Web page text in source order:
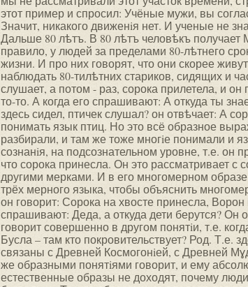
этот пример и спросил: Учёные мужи, вы
Значит, никакого движенiя нет. И ученые не
Дальше 80 лѣтъ. В 80 лѣтъ человѣкъ получает
правило, у людей за пределами 80-лѣтнего
жизни. И про них говорят, что они скорее
наблюдать 80-тилѣтних стариков, сидящих и
слушает, а потом - раз, сорока прилетела, и
то-то. А когда его спрашивают: А откуда ты
здесь сидел, птичек слушал? он отвѣчает: А
понимать язык птиц. Но это всё образное
разбирали, и там же тоже многiе понимали и
сознанiя, на подсознательном уровне, т.е. он
что сорока принесла. Он это рассматривает
другими мерками. И в его многомерном
трёх мерного языка, чтобы объяснить
он говорит: Сорока на хвосте принесла, Ворон
спрашивают: Деда, а откуда дети берутся? Он
говорит совершенно в другом понятiи, т.е.
Бусла – там кто покровительствует? Род. Т.е.
связаны с Древней Космогонiей, с Древней
же образными понятiями говорит, и ему
естественные образы не доходят, почему